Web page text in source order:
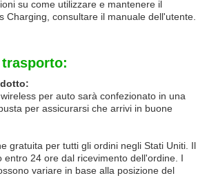
su come utilizzare e mantenere il
Charging, consultare il manuale dell'utente.
per auto sarà confezionato in una
per assicurarsi che arrivi in buone
gratuita per tutti gli ordini negli Stati Uniti. Il
entro 24 ore dal ricevimento dell'ordine. I
variare in base alla posizione del